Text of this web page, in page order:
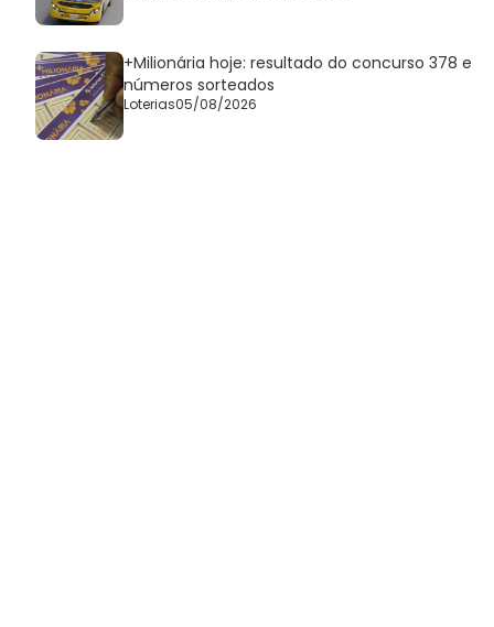
+Milionária hoje: resultado do concurso 378 e
números sorteados
Loterias05/08/2026